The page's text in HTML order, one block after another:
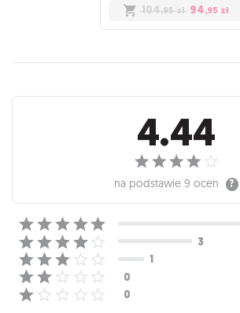
104,95 zł 94,95 zł
Recenzje
4.44
na podstawie 9 ocen